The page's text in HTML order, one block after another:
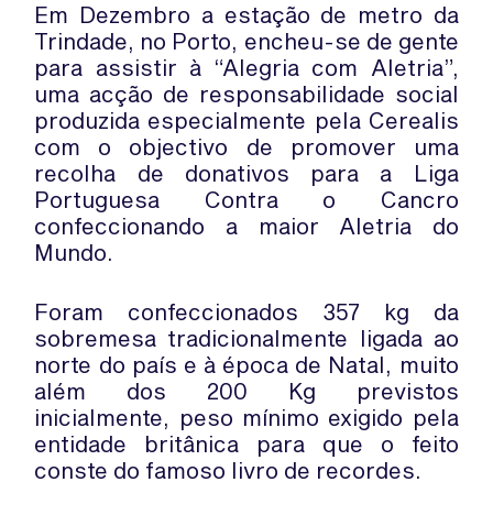
Em Dezembro a estação de metro da
Trindade, no Porto, encheu-se de gente
para assistir à “Alegria com Aletria”,
uma acção de responsabilidade social
produzida especialmente pela Cerealis
com o objectivo de promover uma
recolha de donativos para a Liga
Portuguesa Contra o Cancro
confeccionando a maior Aletria do
Mundo.
Foram confeccionados 357 kg da
sobremesa tradicionalmente ligada ao
norte do país e à época de Natal, muito
além dos 200 Kg previstos
inicialmente, peso mínimo exigido pela
entidade britânica para que o feito
conste do famoso livro de recordes.